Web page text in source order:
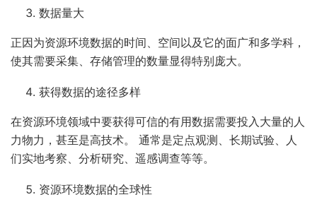
数据量大
正因为资源环境数据的时间、空间以及它的面广和多学科，
使其需要采集、存储管理的数量显得特别庞大。
获得数据的途径多样
在资源环境领域中要获得可信的有用数据需要投入大量的人
力物力，甚至是高技术。 通常是定点观测、长期试验、人
们实地考察、分析研究、遥感调查等等。
资源环境数据的全球性